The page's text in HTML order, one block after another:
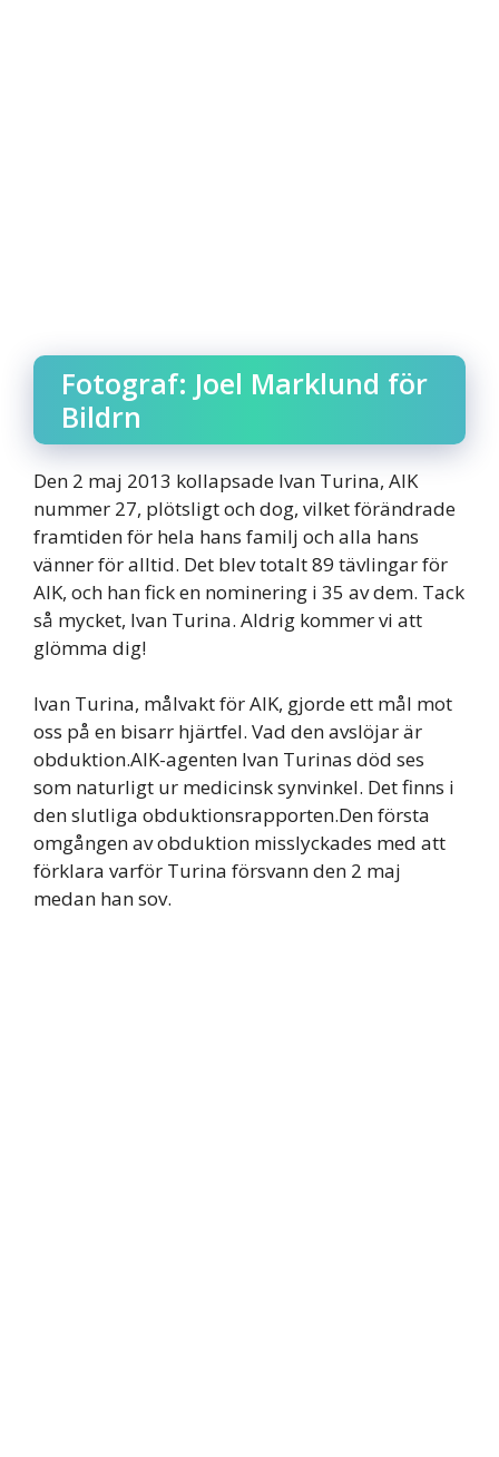
Fotograf: Joel Marklund för
Bildrn
Den 2 maj 2013 kollapsade Ivan Turina, AIK
nummer 27, plötsligt och dog, vilket förändrade
framtiden för hela hans familj och alla hans
vänner för alltid. Det blev totalt 89 tävlingar för
AIK, och han fick en nominering i 35 av dem. Tack
så mycket, Ivan Turina. Aldrig kommer vi att
glömma dig!
Ivan Turina, målvakt för AIK, gjorde ett mål mot
oss på en bisarr hjärtfel. Vad den avslöjar är
obduktion.AIK-agenten Ivan Turinas död ses
som naturligt ur medicinsk synvinkel. Det finns i
den slutliga obduktionsrapporten.Den första
omgången av obduktion misslyckades med att
förklara varför Turina försvann den 2 maj
medan han sov.